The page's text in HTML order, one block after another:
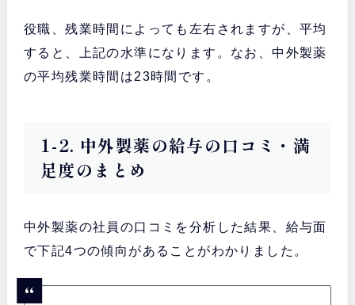
役職、残業時間によっても左右されますが、平均
すると、上記の水準になります。なお、中外製薬
の平均残業時間は23時間です。
1-2. 中外製薬の給与の口コミ・満
足度のまとめ
中外製薬の社員の口コミを分析した結果、給与面
で下記4つの傾向があることがわかりました。